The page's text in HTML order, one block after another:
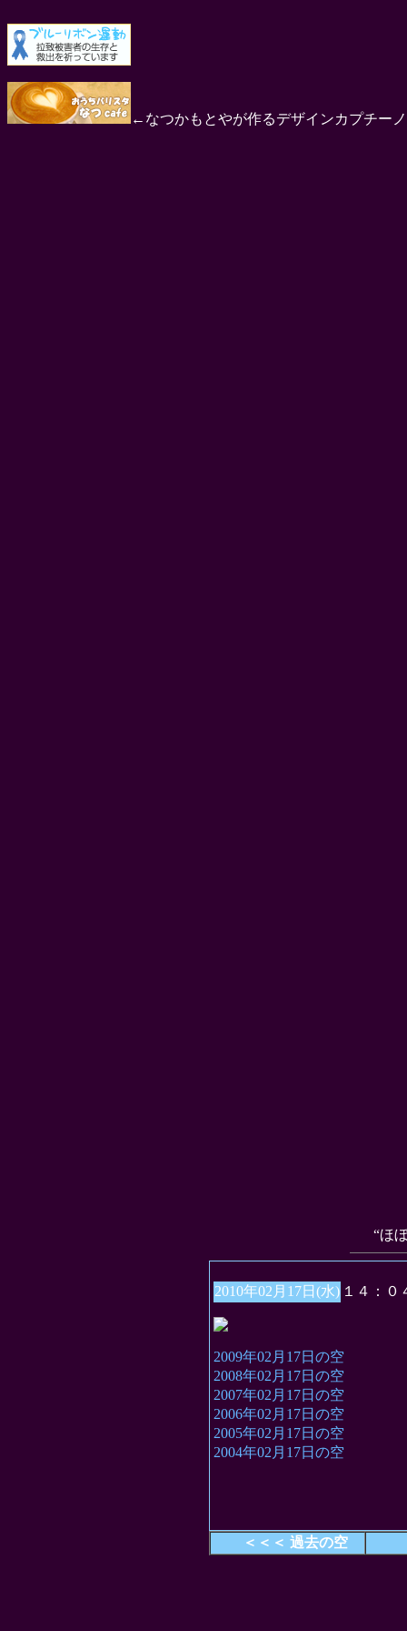
←なつかもとやが作るデザインカプチー
“ほ
2010年02月17日(水) １４：０
2009年02月17日の空
2008年02月17日の空
2007年02月17日の空
2006年02月17日の空
2005年02月17日の空
2004年02月17日の空
＜＜＜ 過去の空